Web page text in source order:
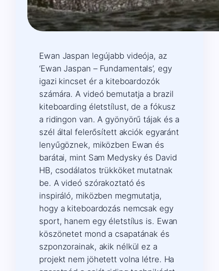
Ewan Jaspan legújabb videója, az
‘Ewan Jaspan – Fundamentals’, egy
igazi kincset ér a kiteboardozók
számára. A videó bemutatja a brazil
kiteboarding életstílust, de a fókusz
a ridingon van. A gyönyörű tájak és a
szél által felerősített akciók egyaránt
lenyűgöznek, miközben Ewan és
barátai, mint Sam Medysky és David
HB, csodálatos trükköket mutatnak
be. A videó szórakoztató és
inspiráló, miközben megmutatja,
hogy a kiteboardozás nemcsak egy
sport, hanem egy életstílus is. Ewan
köszönetet mond a csapatának és
szponzorainak, akik nélkül ez a
projekt nem jöhetett volna létre. Ha